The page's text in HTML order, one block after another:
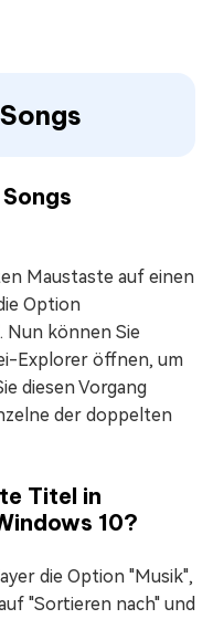
Maustaste auf einen
Option
Nun können Sie
Explorer öffnen, um
diesen Vorgang
der doppelten
Titel in
10?
die Option "Musik",
"Sortieren nach" und